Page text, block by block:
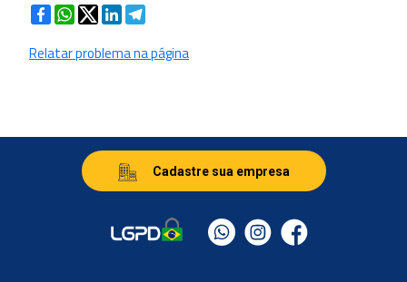
FacebookWhatsApp
TwitterLinkedIn
Relatar problema na página
Cadastre sua empresa